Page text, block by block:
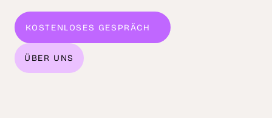
KOSTENLOSES GESPRÄCH
ÜBER UNS